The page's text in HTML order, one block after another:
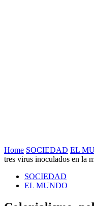
Home SOCIEDAD EL
tres virus inoculados en la
SOCIEDAD
EL MUNDO